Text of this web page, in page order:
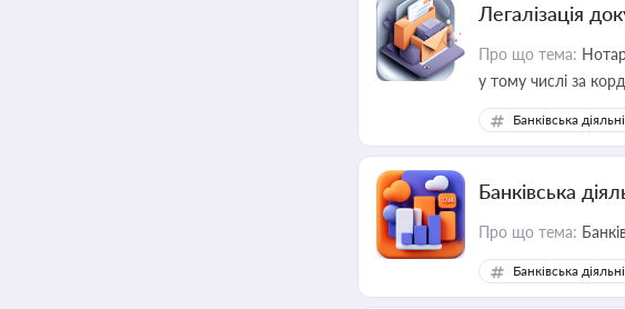
Легалізація
Про що тема:
у тому числі за
ризиків
Банківська
Банківська
Про що тема:
Банківська